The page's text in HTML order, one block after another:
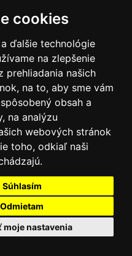
cookies
ďalšie technológie
na zlepšenie
prehliadania našich
na to, aby sme vám
obsah a
na analýzu
webových stránok
toho, odkiaľ naši
Súhlasím
Odmietam
moje nastavenia
pdf 88 KB
pdf 84 KB